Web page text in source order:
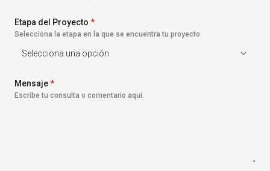
Etapa del Proyecto *
Selecciona la etapa en la que se encuentra tu proyecto.
Mensaje*
Escribe tu consulta o comentario aquí.